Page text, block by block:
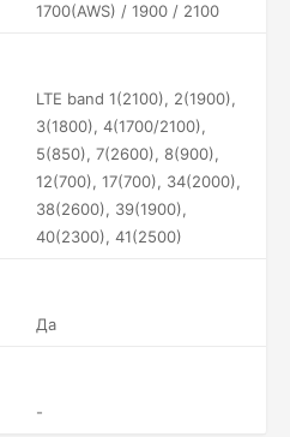
1700(AWS) / 1900 / 2100
LTE band 1(2100), 2(1900),
3(1800), 4(1700/2100),
5(850), 7(2600), 8(900),
12(700), 17(700), 34(2000),
38(2600), 39(1900),
40(2300), 41(2500)
Да
-